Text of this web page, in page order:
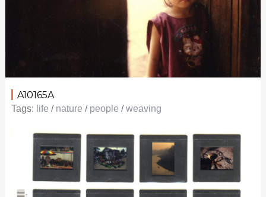
A10165A
Tags: life / nature / people /weaving